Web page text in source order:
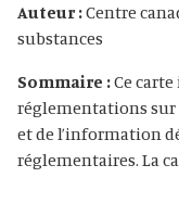
Auteur :Centre
substances
Sommaire :Ce
réglementations
et de l’information
réglementaires. La